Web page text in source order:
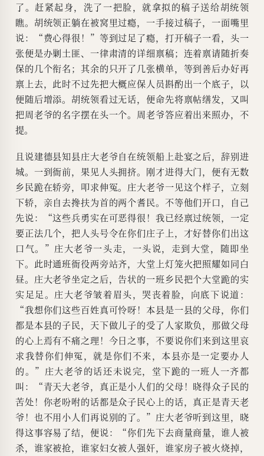
了。赶紧起身，洗了一把脸，就拿拟的稿子送给胡统领
瞧。胡统领正躺在被窝里过瘾，一手接过稿子，一面嘴里
说：“费心得很！”等到过足了瘾，打开稿子一看，头一
张便是办剿土匪、一律肃清的详细禀稿；连着禀请随折奏
保的几个衔名；其余的只开了几张横单，等到善后办好再
禀上去，此时不过先把大概应保人员斟酌出一个底子，以
便随后增添。胡统领看过无话，便命先将禀帖缮发，又叫
把周老爷的名字摆在头一个。周老爷答应着出来照办，不
提。
且说建德县知县庄大老爷自在统领船上赴宴之后，辞别进
城。一到衙前，果见人头拥挤。刚才进得大门，便有无数
乡民跪在轿旁，叩求伸冤。庄大老爷一见这个样子，立刻
下轿，亲自去搀扶为首的两个耆民。不等他们开口，自己
先说：“这些兵勇实在可恶得很！我已经禀过统领，一定
要正法几个，把人头号令在你们庄子上，才好替你们出这
口气。”庄大老爷一头走，一头说，走到大堂，随即坐
下。此时通班衙役两旁站齐，大堂上灯笼火把照耀如同白
昼。庄大老爷坐定之后，告状的一班乡民把个大堂跪的实
实足足。庄大老爷皱着眉头，哭丧着脸，向底下说道：
“我想你们这些百姓真可怜呀！本县是一县的父母，你们
都是本县的子民，天下做儿子的受了人家欺负，那做父母
的心上焉有不痛之理！今日之事，不要说你们来到这里哀
求我替你们伸冤，就是你们不来，本县亦是一定要办人
的。”庄大老爷的话还未说完，堂下跪的一班人一齐都
叫：“青天大老爷，真正是小人们的父母！晓得众子民的
苦处！你老吩咐的话都是众子民心上的话，真正是青天老
爷！也不用小人们再说别的了。”庄大老爷听到这里，晓
得这事容易了结，便说：“你们先下去商量商量，谁人被
杀，谁家被抢，谁家妇女被人强奸，谁家房子被火烧掉，